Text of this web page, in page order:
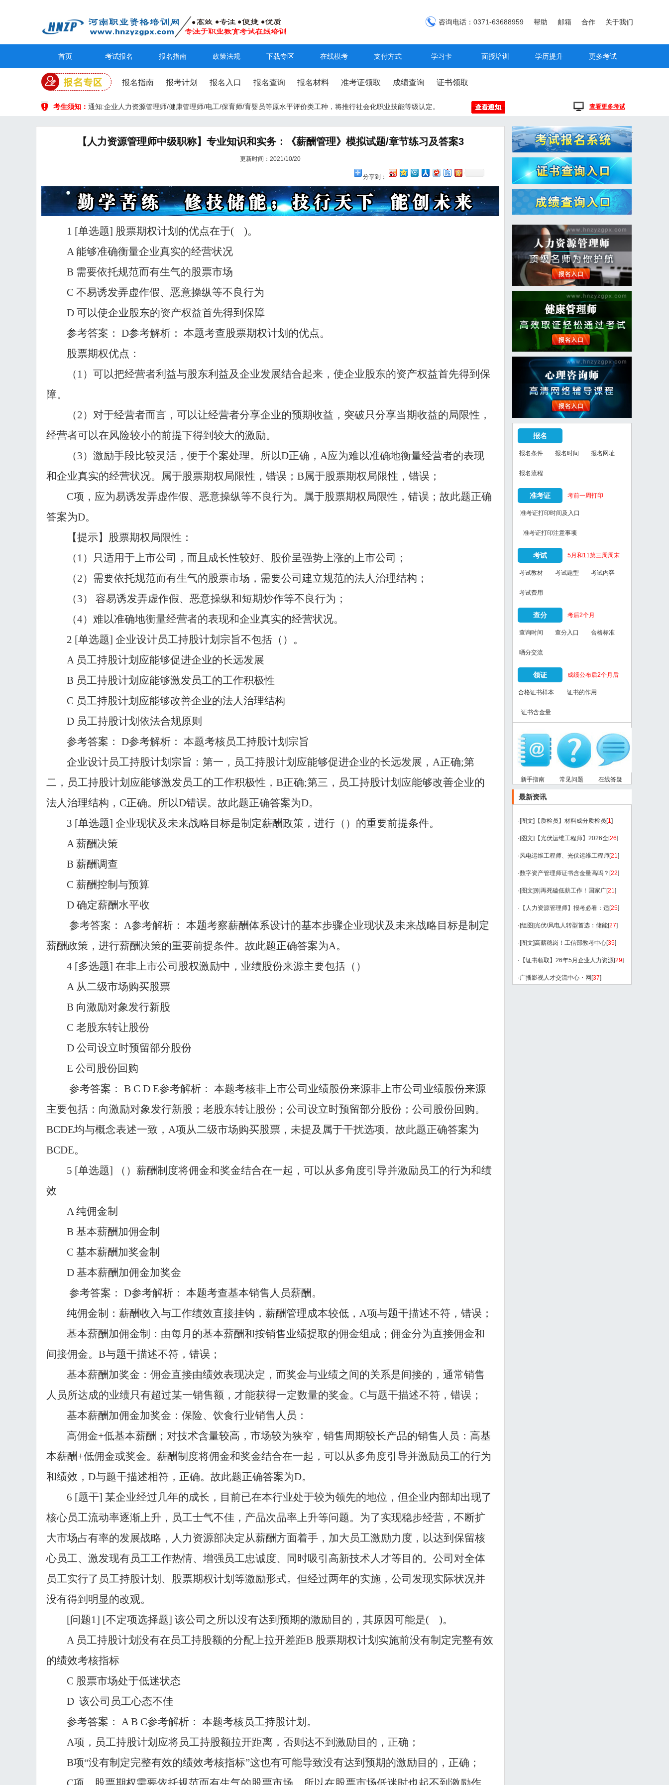
关于我们
合作
邮箱
帮助
咨询电话：0371-63688959
首页 考试报名 报名指南 政策法规 下载专区 在线模考 支付方式 学习卡 面授培训 学历提升 更多考试
报名指南 报考计划 报名入口 报名查询 报名材料 准考证领取 成绩查询 证书领取
考生须知： 通知:企业人力资源管理师/健康管理师/电工/保育师/育婴员等原水平评价类工种，将推行社会化职业技能等级认定。 查看更多考试
【人力资源管理师中级职称】专业知识和实务：《薪酬管理》模拟试题/章节练习及答案3
更新时间：2021/10/20
分享到：
1 [单选题] 股票期权计划的优点在于( )。
A 能够准确衡量企业真实的经营状况
B 需要依托规范而有生气的股票市场
C 不易诱发弄虚作假、恶意操纵等不良行为
D 可以使企业股东的资产权益首先得到保障
参考答案：
D参考解析： 本题考查股票期权计划的优点。
股票期权优点：
（ 1）可以把经营者利益与股东利益及企业发展结合起来，使企业股东的资产权益首先得到保
障。
（2）对于经营者而言，可以让经营者分享企业的预期收益，突破只分享当期收益的局限性，
经营者可以在风险较小的前提下得到较大的激励。
（3）激励手段比较灵活，便于个案处理。所以D正确，A应为难以准确地衡量经营者的表现
和企业真实的经营状况。属于股票期权局限性，错误；B属于股票期权局限性，错误；
C项，应为易诱发弄虚作假、恶意操纵等不良行为。属于股票期权局限性，错误；故此题正确
答案为D。
【提示】股票期权局限性：
（ 1）只适用于上市公司，而且成长性较好、股价呈强势上涨的上市公司；
（2）需要依托规范而有生气的股票市场，需要公司建立规范的法人治理结构；
（3） 容易诱发弄虚作假、恶意操纵和短期炒作等不良行为；
（4）难以准确地衡量经营者的表现和企业真实的经营状况。
2 [单选题] 企业设计员工持股计划宗旨不包括（）。
A 员工持股计划应能够促进企业的长远发展
B 员工持股计划应能够激发员工的工作积极性
C 员工持股计划应能够改善企业的法人治理结构
D 员工持股计划依法合规原则
参考答案：
D参考解析： 本题考核员工持股计划宗旨
企业设计员工持股计划宗旨：第一，员工持股计划应能够促进企业的长远发展， A正确;第
二，员工持股计划应能够激发员工的工作积极性，B正确;第三，员工持股计划应能够改善企业的
法人治理结构，C正确。所以D错误。故此题正确答案为D。
3 [单选题] 企业现状及未来战略目标是制定薪酬政策，进行（）的重要前提条件。
A 薪酬决策
B 薪酬调查
C 薪酬控制与预算
D 确定薪酬水平收
参考答案：
A参考解析： 本题考察薪酬体系设计的基本步骤企业现状及未来战略目标是制定
薪酬政策，进行薪酬决策的重要前提条件。故此题正确答案为A。
4 [多选题] 在非上市公司股权激励中，业绩股份来源主要包括（）
A 从二级市场购买股票
B 向激励对象发行新股
C 老股东转让股份
D 公司设立时预留部分股份
E 公司股份回购
参考答案：
B C D E参考解析： 本题考核非上市公司业绩股份来源非上市公司业绩股份来源
主要包括：向激励对象发行新股；老股东转让股份；公司设立时预留部分股份；公司股份回购。
BCDE均与概念表述一致，A项从二级市场购买股票，未提及属于干扰选项。故此题正确答案为
BCDE。
5 [单选题] （）薪酬制度将佣金和奖金结合在一起，可以从多角度引导并激励员工的行为和绩
效
A 纯佣金制
B 基本薪酬加佣金制
C 基本薪酬加奖金制
D 基本薪酬加佣金加奖金
参考答案：
D参考解析： 本题考查基本销售人员薪酬。
纯佣金制：薪酬收入与工作绩效直接挂钩，薪酬管理成本较低， A项与题干描述不符，错误；
基本薪酬加佣金制：由每月的基本薪酬和按销售业绩提取的佣金组成；佣金分为直接佣金和
间接佣金。 B与题干描述不符，错误；
基本薪酬加奖金：佣金直接由绩效表现决定，而奖金与业绩之间的关系是间接的，通常销售
人员所达成的业绩只有超过某一销售额，才能获得一定数量的奖金。 C与题干描述不符，错误；
基本薪酬加佣金加奖金：保险、饮食行业销售人员：
高佣金+低基本薪酬；对技术含量较高，市场较为狭窄，销售周期较长产品的销售人员：高基
本薪酬+低佣金或奖金。薪酬制度将佣金和奖金结合在一起，可以从多角度引导并激励员工的行为
和绩效，D与题干描述相符，正确。故此题正确答案为D。
6 [题干] 某企业经过几年的成长，目前已在本行业处于较为领先的地位，但企业内部却出现了
核心员工流动率逐渐上升，员工士气不佳，产品次品率上升等问题。为了实现稳步经营，不断扩
大市场占有率的发展战略，人力资源部决定从薪酬方面着手，加大员工激励力度，以达到保留核
心员工、激发现有员工工作热情、增强员工忠诚度、同时吸引高新技术人才等目的。公司对全体
员工实行了员工持股计划、股票期权计划等激励形式。但经过两年的实施，公司发现实际状况并
没有得到明显的改观。
[问题1] [不定项选择题] 该公司之所以没有达到预期的激励目的，其原因可能是( )。
A 员工持股计划没有在员工持股额的分配上拉开差距B 股票期权计划实施前没有制定完整有效
的绩效考核指标
C 股票市场处于低迷状态
D 该公司员工心态不佳
参考答案：
A B C参考解析： 本题考核员工持股计划。
A项，员工持股计划应将员工持股额拉开距离，否则达不到激励目的，正确；
B项“没有制定完整有效的绩效考核指标”这也有可能导致没有达到预期的激励目的，正确；
报名
报名条件 报名时间 报名网址
报名流程
准考证 考前一周打印
准考证打印时间及入口
准考证打印注意事项
考试 5月和11第三周周末
考试教材 考试题型 考试内容
考试费用
查分 考后2个月
查询时间 查分入口 合格标准
晒分交流
领证 成绩公布后2个月后
合格证书样本 证书的作用
证书含金量
新手指南 常见问题 在线答疑
最新资讯
·[图文] 【质检员】材料成分质检员[1]
·[图文] 【光伏运维工程师】2026全[26]
· 风电运维工程师、光伏运维工程师[21]
·数字资产管理师证书含金量高吗？[22]
·[图文]别再死磕低薪工作！国家广[21]
· 【人力资源管理师】报考必看：适[25]
·[组图]光伏/风电人转型首选：储能[27]
·[图文]高薪稳岗！工信部教考中心[35]
· 【证书领取】26年5月企业人力资源[29]
·广播影视人才交流中心・网[37]
.